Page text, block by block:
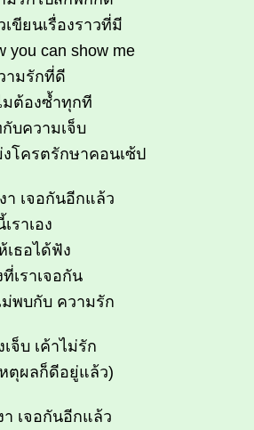
ขียนเรื่องราวที่มี
you can show me
ามรักที่ดี
มต้องซ้ำทุกที
บความเจ็บ
โครตรักษาคอนเซ้ป
า เจอกันอีกแล้ว
ราเอง
เธอได้ฟัง
เราเจอกัน
พบกับ ความรัก
จ็บ เค้าไม่รัก
ตุผลก็ดีอยู่แล้ว)
เจอกันอีกแล้ว